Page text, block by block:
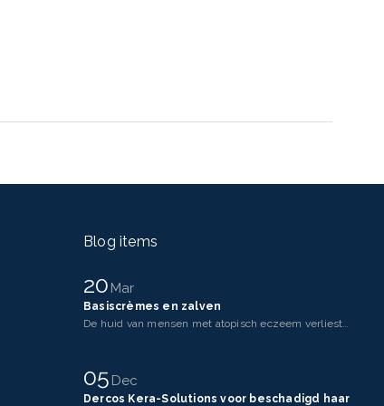
Blog items
20Mar
Basiscrèmes en zalven
De huid van mensen met atopisch eczeem verliest makkelijker vocht dan een gezonde huid. Dit komt doo
05Dec
Dercos Kera-Solutions voor beschadigd haar